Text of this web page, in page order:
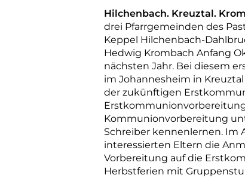
Hilchenbach. Kreuztal.
drei Pfarrgemeinden des
Keppel Hilchenbach-
Hedwig Krombach Anfang
nächsten Jahr. Bei diesem
im Johannesheim in
der zukünftigen
Kommunionvorbereitung
Schreiber kennenlernen. Im
interessierten Eltern die
Vorbereitung auf die
Herbstferien mit